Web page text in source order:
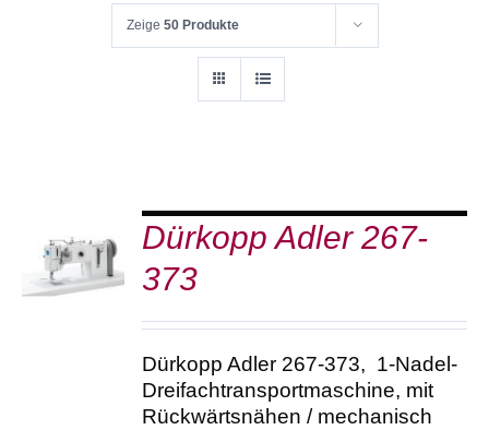
Zeige 50 Produkte
DETAILS
Dürkopp Adler 267-
373
Dürkopp Adler 267-373, 1-Nadel-
Dreifachtransportmaschine, mit
Rückwärtsnähen / mechanisch